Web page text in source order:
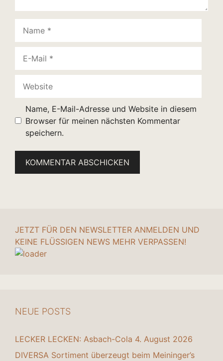
Mail
Name, E-Mail-Adresse und Website in diesem
Browser für meinen nächsten Kommentar
speichern.
JETZT FÜR DEN NEWSLETTER ANMELDEN UND
KEINE FLÜSSIGEN NEWS MEHR VERPASSEN!
NEUE POSTS
LECKER LECKEN: Asbach-Cola 4. August 2026
DIVERSA Sortiment überzeugt beim Meininger’s